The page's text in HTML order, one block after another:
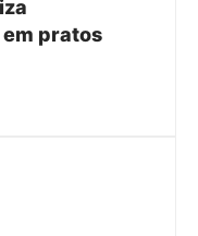
pratos